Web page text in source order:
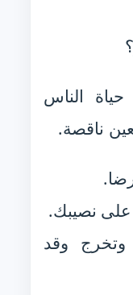
الناس
ناقصة.
نصيبك.
وتخرج وقد